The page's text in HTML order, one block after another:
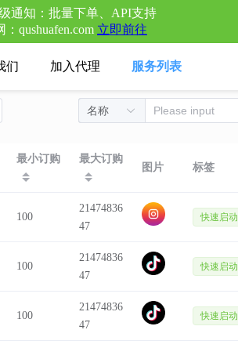
通知：批量下单、API支持
qushuafen.com 立即前往
们 加入代理 服务列表
最小订购 最大订购
图片 标签
100
21474836
47
快速启动
100
21474836
47
快速启动
100
21474836
47
快速启动